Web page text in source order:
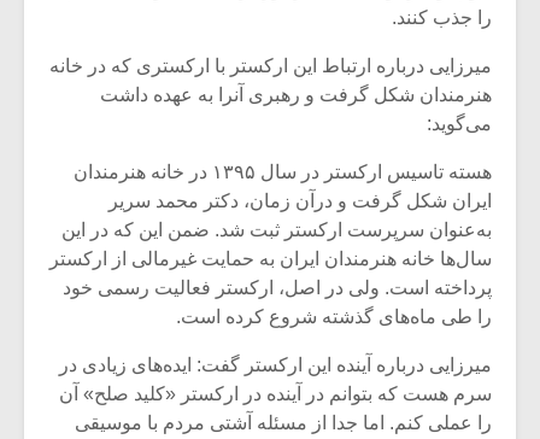
را جذب کنند.
میرزایی درباره ارتباط این ارکستر با ارکستری که در خانه
هنرمندان شکل گرفت و رهبری آنرا به عهده داشت
می‌گوید:
هسته تاسیس ارکستر در سال ۱۳۹۵ در خانه هنرمندان
ایران شکل گرفت و درآن زمان، دکتر محمد سریر
به‌عنوان سرپرست ارکستر ثبت شد. ضمن این که در این
سال‌ها خانه هنرمندان ایران به حمایت غیرمالی از ارکستر
پرداخته است. ولی در اصل، ارکستر فعالیت رسمی خود
را طی ماه‌های گذشته شروع کرده است.
میرزایی درباره آینده این ارکستر گفت: ایده‌های زیادی در
سرم هست که بتوانم در آینده در ارکستر «کلید صلح» آن
را عملی کنم. اما جدا از مسئله آشتی مردم با موسیقی
مشهورترین باشی،
بدنام ترین باش
موسیقی